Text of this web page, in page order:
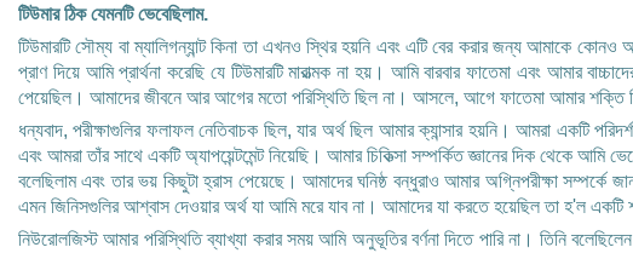
টিউমার ঠিক যেমনটি ভেবেছিলাম.
টিউমারটি সৌম্য বা ম্যালিগন্যান্ট কিনা তা এখনও স্থির হয়নি এবং এটি বের করার জন্য আমাকে
প্রাণ দিয়ে আমি প্রার্থনা করেছি যে টিউমারটি মারাত্মক না হয়। আমি বারবার ফাতেমা এবং আমার
পেয়েছিল। আমাদের জীবনে আর আগের মতো পরিস্থিতি ছিল না। আসলে, আগে ফাতেমা আমার শক্তি
ধন্যবাদ, পরীক্ষাগুলির ফলাফল নেতিবাচক ছিল, যার অর্থ ছিল আমার ক্যান্সার হয়নি। আমরা একটি
এবং আমরা তাঁর সাথে একটি অ্যাপয়েন্টমেন্ট নিয়েছি। আমার চিকিত্সা সম্পর্কিত জ্ঞানের দিক থেকে আমি
বলেছিলাম এবং তার ভয় কিছুটা হ্রাস পেয়েছে। আমাদের ঘনিষ্ঠ বন্ধুরাও আমার অগ্নিপরীক্ষা
এমন জিনিসগুলির আশ্বাস দেওয়ার অর্থ যা আমি মরে যাব না। আমাদের যা করতে হয়েছিল তা হ'ল একটি
নিউরোলজিস্ট আমার পরিস্থিতি ব্যাখ্যা করার সময় আমি অনুভূতির বর্ণনা দিতে পারি না। তিনি